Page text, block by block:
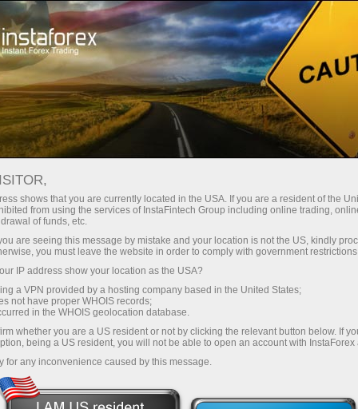
Para operadores
Condiciones comerciales
USDCHF
0.8081 (%) 07 Aug 2026 20:59
Comprar
0.8081
0.8078
Comentarios de los operadores
shows that you are currently located in the USA. If you are a resident of the
from using the services of InstaFintech Group including online trading,
of funds, etc.
are seeing this message by mistake and your location is not the US, kindly
you must leave the website in order to comply with government
IP address show your location as the USA?
a VPN provided by a hosting company based in the United States;
not have proper WHOIS records;
in the WHOIS geolocation database.
whether you are a US resident or not by clicking the relevant button below. If
being a US resident, you will not be able to open an account with InstaForex
for any inconvenience caused by this message.